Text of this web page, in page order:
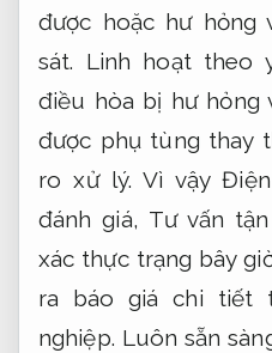
được hoặc hư hỏng
sát. Linh hoạt theo
điều hòa bị hư hỏng
được phụ tùng thay
ro xử lý. Vì vậy
đánh giá, Tư vấn
xác thực trạng bây
ra báo giá chi tiết
nghiệp. Luôn sẵn